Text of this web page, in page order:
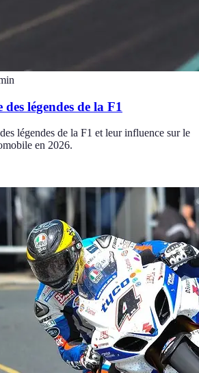
légendes de la F1
légendes de la F1 et leur influence sur le
en 2026.